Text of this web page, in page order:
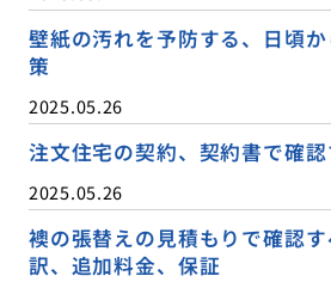
壁紙の汚れを予防する、日頃
策
2025.05.26
注文住宅の契約、契約書で確
2025.05.26
襖の張替えの見積もりで確認
訳、追加料金、保証